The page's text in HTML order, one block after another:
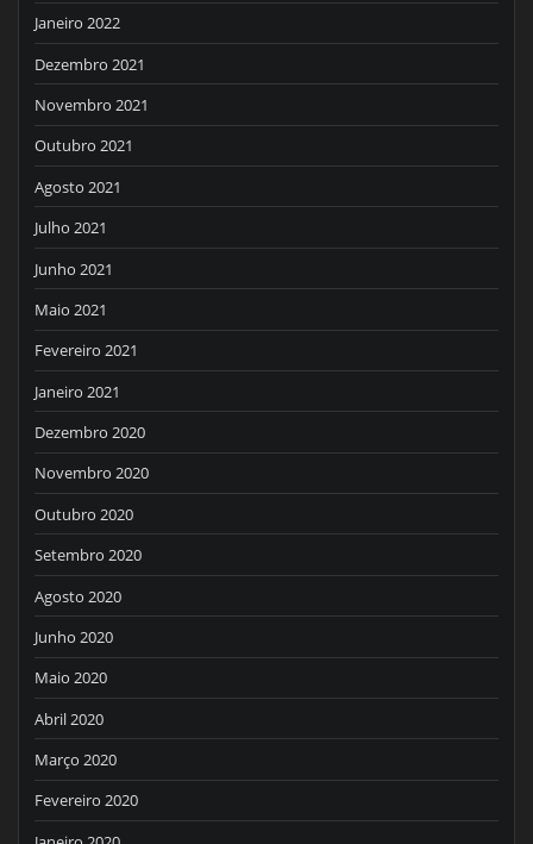
Janeiro 2022
Dezembro 2021
Novembro 2021
Outubro 2021
Agosto 2021
Julho 2021
Junho 2021
Maio 2021
Fevereiro 2021
Janeiro 2021
Dezembro 2020
Novembro 2020
Outubro 2020
Setembro 2020
Agosto 2020
Junho 2020
Maio 2020
Abril 2020
Março 2020
Fevereiro 2020